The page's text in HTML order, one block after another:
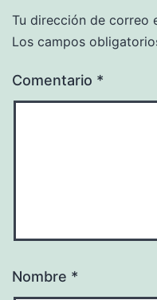
Tu dirección de correo
Los campos
Comentario *
Nombre *